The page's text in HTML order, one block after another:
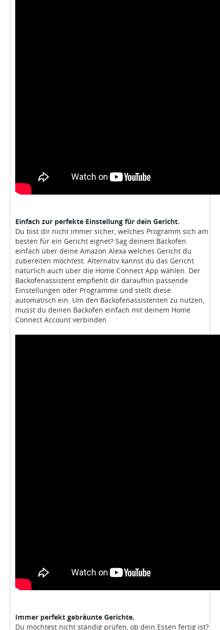
Einfach zur perfekte Einstellung für dein Gericht.
Du bist dir nicht immer sicher, welches Programm sich am
besten für ein Gericht eignet? Sag deinem Backofen
einfach über deine Amazon Alexa welches Gericht du
zubereiten möchtest. Alternativ kannst du das Gericht
natürlich auch über die Home Connect App wählen. Der
Backofenassistent empfiehlt dir daraufhin passende
Einstellungen oder Programme und stellt diese
automatisch ein. Um den Backofenassistenten zu nutzen,
musst du deinen Backofen einfach mit deinem Home
Connect Account verbinden.
Immer perfekt gebräunte Gerichte.
Du möchtest nicht ständig prüfen, ob dein Essen fertig ist?